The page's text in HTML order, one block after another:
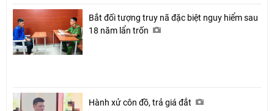
Bắt đối tượng truy nã đặc biệt nguy hiểm sau
18 năm lẩn trốn
Hành xử côn đồ, trả giá đắt